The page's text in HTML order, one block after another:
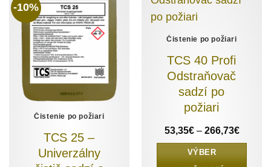
-10%
Čistenie po požiari
TCS 25 –
Univerzálny
Čistenie po požiari
TCS 40 Profi
Odstraňovač
sadzí po
požiari
53,35€ – 266,73€Price
through
VÝBER